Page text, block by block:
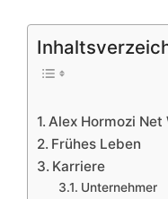
Alex Hormozi Net
Frühes Leben
Karriere
Unternehmer